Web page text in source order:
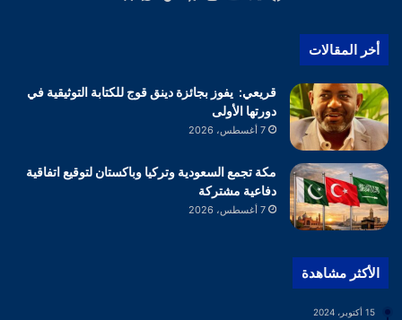
أخر المقالات
قريعي: يفوز بجائزة دينق قوج للكتابة التوثيقية في
دورتها الأولى
7 أغسطس، 2026
مكة تجمع السعودية وتركيا وباكستان لتوقيع اتفاقية
دفاعية مشتركة
7 أغسطس، 2026
الأكثر مشاهدة
15 أكتوبر، 2024